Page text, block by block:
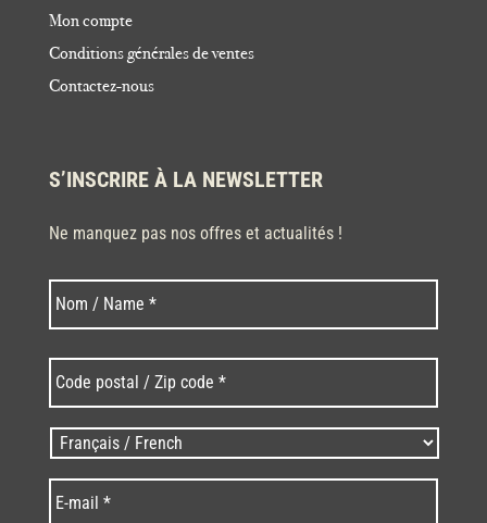
Mon compte
Conditions générales de ventes
Contactez-nous
S’INSCRIRE À LA NEWSLETTER
Ne manquez pas nos offres et actualités !
Nom * Nom
postal
/
Zip
code
* *
Langues
/
Language *
mail *